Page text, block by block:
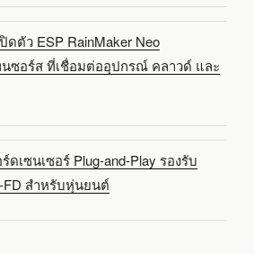
ดตัว ESP RainMaker Neo
ซอร์ส ที่เชื่อมต่ออุปกรณ์ คลาวด์ และ
ดเซนเซอร์ Plug-and-Play รองรับ
FD สำหรับหุ่นยนต์